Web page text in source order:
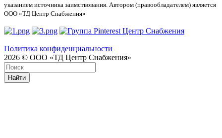
указанием источника заимствования. Автором (правообладателем) является
ООО «ТД Центр Снабжения»
Политика конфиденциальности
2026 © ООО «ТД Центр Снабжения»
Найти